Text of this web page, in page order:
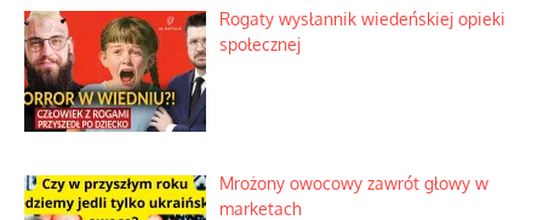
Rogaty wysłannik wiedeńskiej opieki
społecznej
Mrożony owocowy zawrót głowy w
marketach